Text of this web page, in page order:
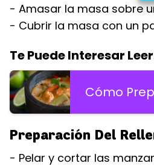
- Amasar la masa sobre
- Cubrir la masa con un
Te Puede Interesar
Cómo
Preparación Del
- Pelar y cortar las